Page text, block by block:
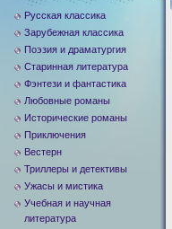
Русская классика
Зарубежная классика
Поэзия и драматургия
Старинная литература
Фэнтези и фантастика
Любовные романы
Исторические романы
Приключения
Вестерн
Триллеры и детективы
Ужасы и мистика
Учебная и научная
литература